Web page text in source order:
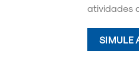
atividades
SIMULE